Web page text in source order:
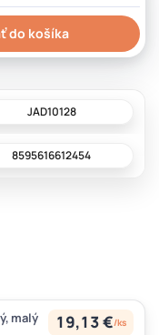
do košíka
JAD10128
8595616612454
malý 19,13 €/ks